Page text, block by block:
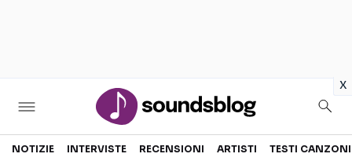
x
Sezioni
NOTIZIE INTERVISTE RECENSIONI ARTISTI TESTI CANZONI